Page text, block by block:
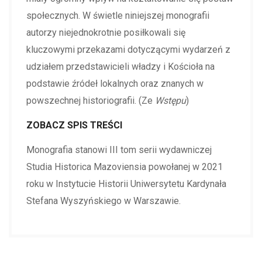
społecznych. W świetle niniejszej monografii
autorzy niejednokrotnie posiłkowali się
kluczowymi przekazami dotyczącymi wydarzeń z
udziałem przedstawicieli władzy i Kościoła na
podstawie źródeł lokalnych oraz znanych w
powszechnej historiografii. (Ze Wstępu)
ZOBACZ SPIS TREŚCI
Monografia stanowi III tom serii wydawniczej
Studia Historica Mazoviensia powołanej w 2021
roku w Instytucie Historii Uniwersytetu Kardynała
Stefana Wyszyńskiego w Warszawie.